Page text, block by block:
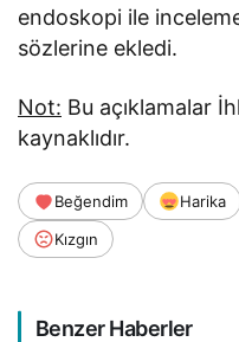
endoskopi ile
sözlerine ekledi.
Not: Bu açıklamalar
kaynaklıdır.
Beğendim Harika
Kızgın
Benzer Haberler